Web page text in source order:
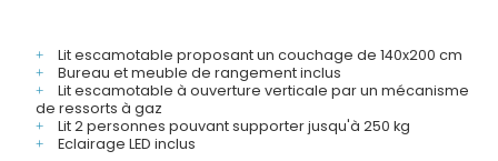
Lit escamotable proposant un couchage de 140x200 cm
Bureau et meuble de rangement inclus
Lit escamotable à ouverture verticale par un mécanisme
de ressorts à gaz
Lit 2 personnes pouvant supporter jusqu'à 250 kg
Eclairage LED inclus